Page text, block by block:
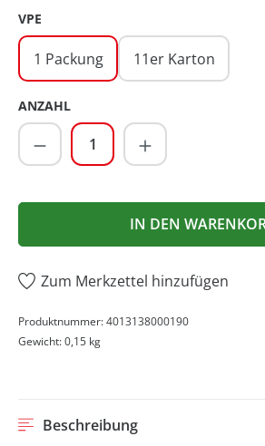
VPE
1 Packung 11er Karton
ANZAHL
Produkt Anzahl: Gib den
IN DEN
Zum Merkzettel hinzufügen
Produktnummer:4013138000190
Gewicht:0,15 kg
Beschreibung